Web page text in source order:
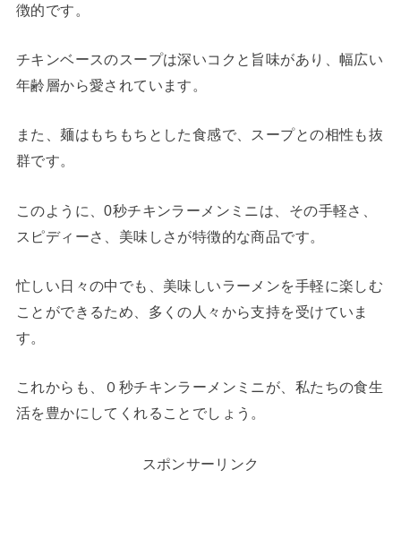
徴的です。
チキンベースのスープは深いコクと旨味があり、幅広い
年齢層から愛されています。
また、麺はもちもちとした食感で、スープとの相性も抜
群です。
このように、0秒チキンラーメンミニは、その手軽さ、
スピディーさ、美味しさが特徴的な商品です。
忙しい日々の中でも、美味しいラーメンを手軽に楽しむ
ことができるため、多くの人々から支持を受けていま
す。
これからも、０秒チキンラーメンミニが、私たちの食生
活を豊かにしてくれることでしょう。
スポンサーリンク